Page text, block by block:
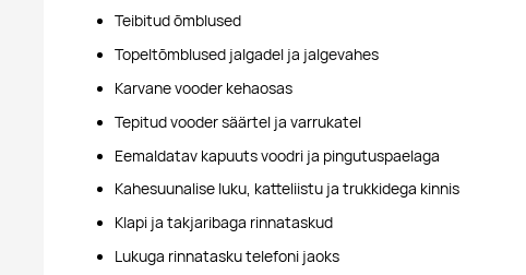
Teibitud õmblused
Topeltõmblused jalgadel ja jalgevahes
Karvane vooder kehaosas
Tepitud vooder säärtel ja varrukatel
Eemaldatav kapuuts voodri ja pingutuspaelaga
Kahesuunalise luku, katteliistu ja trukkidega kinnis
Klapi ja takjaribaga rinnataskud
Lukuga rinnatasku telefoni jaoks